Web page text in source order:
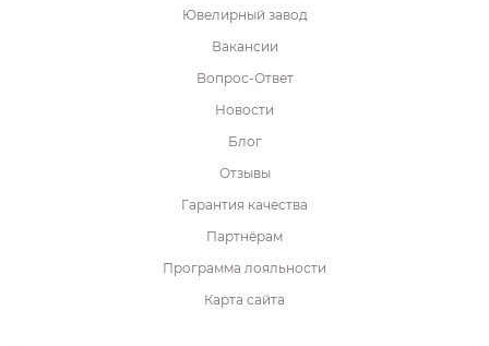
Ювелирный завод
Вакансии
Вопрос-Ответ
Новости
Блог
Отзывы
Гарантия качества
Партнёрам
Программа лояльности
Карта сайта